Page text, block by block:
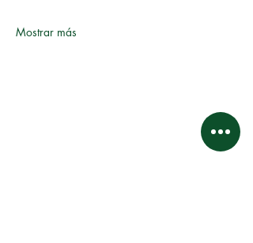
Mostrar más